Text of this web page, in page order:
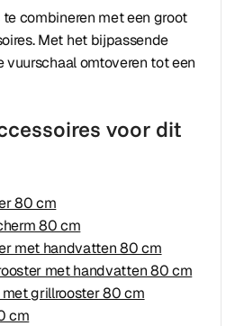
te combineren met een groot
Met het bijpassende
vuurschaal omtoveren tot een
voor dit
80 cm
80 cm
met handvatten 80 cm
met handvatten 80 cm
grillrooster 80 cm
cm